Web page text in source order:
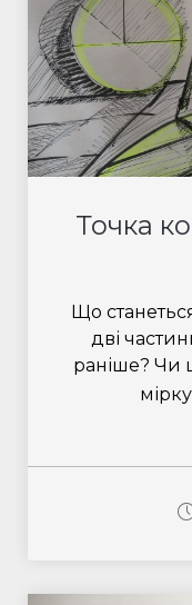
Точка
Що
дві
раніше? Чи